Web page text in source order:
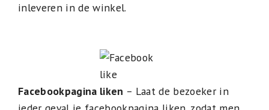
inleveren in de winkel.
Facebookpagina liken – Laat de bezoeker in